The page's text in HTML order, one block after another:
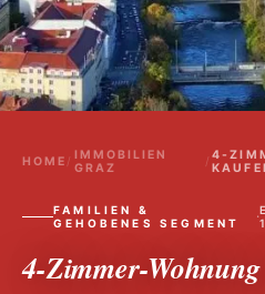
HOME / IMMOBILIEN
GRAZ
/4-
FAMILIEN &
GEHOBENES SEGMENT
·
4-Zimmer-